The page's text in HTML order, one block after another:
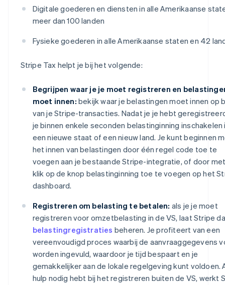
Digitale goederen en diensten in alle Amerikaanse
meer dan 100 landen
Fysieke goederen in alle Amerikaanse staten en 42
Stripe Tax helpt je bij het volgende:
Begrijpen waar je je moet registreren en
moet innen: bekijk waar je belastingen moet innen op
van je Stripe-transacties. Nadat je je hebt
je binnen enkele seconden belastinginning inschakelen
een nieuwe staat of een nieuw land. Je kunt beginnen
het innen van belastingen door één regel code toe te
voegen aan je bestaande Stripe-integratie, of door
klik op de knop belastinginning toe te voegen op het
dashboard.
Registreren om belasting te betalen: als je je moet
registreren voor omzetbelasting in de VS, laat Stripe
belastingregistraties beheren. Je profiteert van een
vereenvoudigd proces waarbij de aanvraaggegevens
worden ingevuld, waardoor je tijd bespaart en je
gemakkelijker aan de lokale regelgeving kunt voldoen.
hulp nodig hebt bij het registreren buiten de VS, werkt